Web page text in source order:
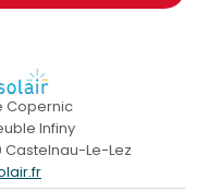
Copernic
Infiny
Castelnau-Le-Lez